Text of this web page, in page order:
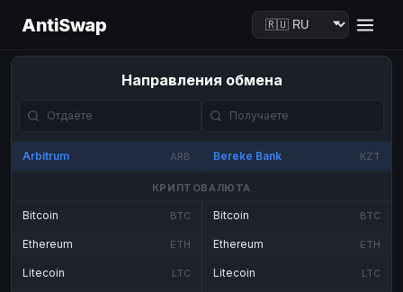
AntiSwap
Направления обмена
Arbitrum ARB Bereke Bank KZT
КРИПТОВАЛЮТА
Bitcoin BTC
Ethereum ETH
Litecoin LTC
Bitcoin BTC
Ethereum ETH
Litecoin LTC